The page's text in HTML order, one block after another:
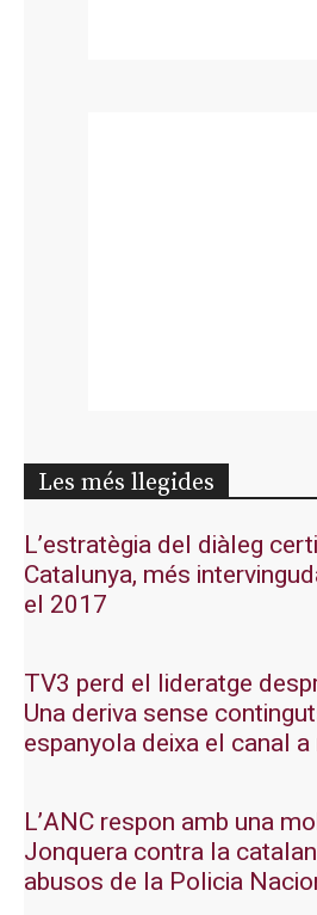
Les més llegides
L’estratègia del diàleg
Catalunya, més
el 2017
TV3 perd el lideratge
Una deriva sense
espanyola deixa el canal
L’ANC respon amb una
Jonquera contra la
abusos de la Policia